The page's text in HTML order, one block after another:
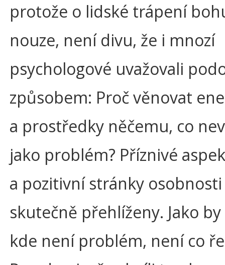
protože o lidské trápení
nouze, není divu, že i mnozí
psychologové uvažovali
způsobem: Proč věnovat
a prostředky něčemu, co
jako problém? Příznivé
a pozitivní stránky
skutečně přehlíženy. Jako
kde není problém, není co